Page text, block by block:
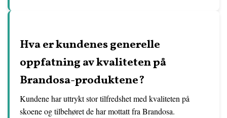
Hva er kundenes generelle
oppfatning av kvaliteten på
Brandosa-produktene?
Kundene har uttrykt stor tilfredshet med kvaliteten på
skoene og tilbehøret de har mottatt fra Brandosa.